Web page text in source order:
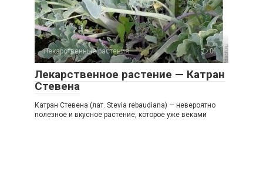
Лекарственные растения 0
Лекарственное растение — Катран
Стевена
Катран Стевена (лат. Stevia rebaudiana) — невероятно
полезное и вкусное растение, которое уже веками